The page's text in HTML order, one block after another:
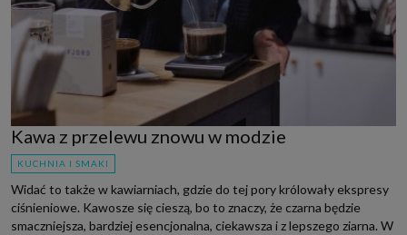
Kawa z przelewu znowu w modzie
KUCHNIA I SMAKI
Widać to także w kawiarniach, gdzie do tej pory królowały ekspresy
ciśnieniowe. Kawosze się cieszą, bo to znaczy, że czarna będzie
smaczniejsza, bardziej esencjonalna, ciekawsza i z lepszego ziarna. W